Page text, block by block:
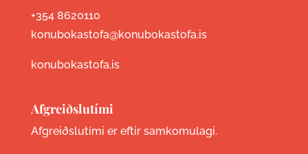
+354 8620110
konubokastofa@konubokastofa.is
konubokastofa.is
Afgreiðslutími
Afgreiðslutími er eftir samkomulagi.